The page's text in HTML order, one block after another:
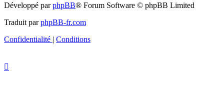
Développé parphpBB® Forum Software © phpBB Limited
Traduit parphpBB-fr.com
Confidentialité | Conditions